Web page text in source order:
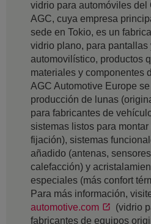
vidrio para automóviles del
AGC, cuya empresa
sede en Tokio, es un
vidrio plano, para pantallas
automovilístico, productos
materiales y componentes
AGC Automotive Europe
producción de lunas
para fabricantes de
sistemas listos para
fijación), sistemas
añadido (antenas,
calefacción) y
especiales (más confort
Para más información,
automotive.com
(vidrio
fabricantes de equipos